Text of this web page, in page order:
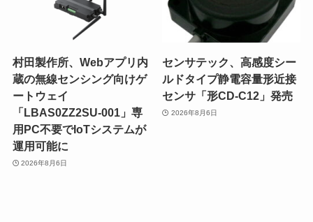
村田製作所、Webアプリ内
蔵の無線センシング向けゲ
ートウェイ
「LBAS0ZZ2SU-001」専
用PC不要でIoTシステムが
運用可能に
2026年8月6日
センサテック、高感度シー
ルドタイプ静電容量形近接
センサ「形CD-C12」発売
2026年8月6日